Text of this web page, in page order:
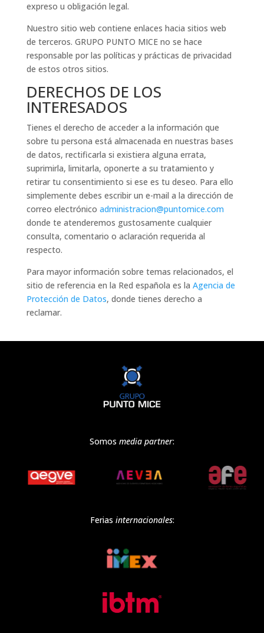
expreso u obligación legal.
Nuestro sitio web contiene enlaces hacia sitios web
de terceros. GRUPO PUNTO MICE no se hace
responsable por las políticas y prácticas de privacidad
de estos otros sitios.
DERECHOS DE LOS
INTERESADOS
Tienes el derecho de acceder a la información que
sobre tu persona está almacenada en nuestras bases
de datos, rectificarla si existiera alguna errata,
suprimirla, limitarla, oponerte a su tratamiento y
retirar tu consentimiento si ese es tu deseo. Para ello
simplemente debes escribir un e-mail a la dirección de
correo electrónico administracion@puntomice.com
donde te atenderemos gustosamente cualquier
consulta, comentario o aclaración requerida al
respecto.
Para mayor información sobre temas relacionados, el
sitio de referencia en la Red española es la Agencia de
Protección de Datos, donde tienes derecho a
reclamar.
Somos media partner:
Ferias internacionales: